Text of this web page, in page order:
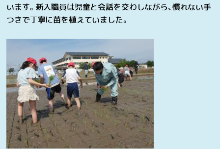
います。新入職員は児童と会話を交わしながら、慣れない手
つきで丁寧に苗を植えていました。